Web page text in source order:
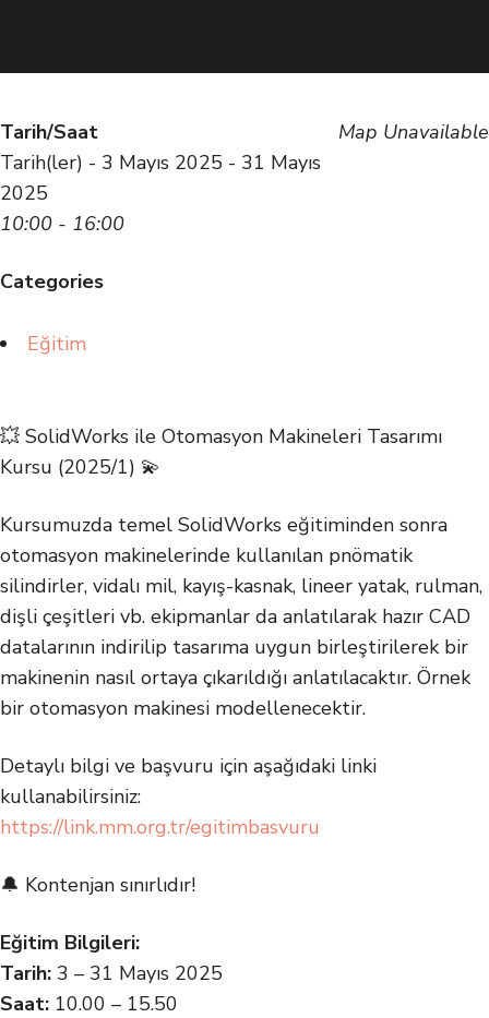
Map Unavailable
Tarih/Saat
Tarih(ler) - 3 Mayıs 2025 - 31 Mayıs
2025
10:00 - 16:00
Categories
Eğitim
💥 SolidWorks ile Otomasyon Makineleri Tasarımı
Kursu (2025/1) 💫
Kursumuzda temel SolidWorks eğitiminden sonra
otomasyon makinelerinde kullanılan pnömatik
silindirler, vidalı mil, kayış-kasnak, lineer yatak, rulman,
dişli çeşitleri vb. ekipmanlar da anlatılarak hazır CAD
datalarının indirilip tasarıma uygun birleştirilerek bir
makinenin nasıl ortaya çıkarıldığı anlatılacaktır. Örnek
bir otomasyon makinesi modellenecektir.
Detaylı bilgi ve başvuru için aşağıdaki linki
kullanabilirsiniz:
https://link.mm.org.tr/egitimbasvuru
🔔 Kontenjan sınırlıdır!
Eğitim Bilgileri:
Tarih: 3 – 31 Mayıs 2025
Saat: 10.00 – 15.50